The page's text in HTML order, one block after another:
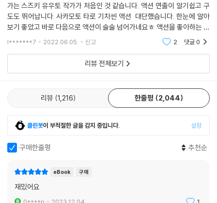
가는 스즈키 유우토 작가가 처음인 것 같습니다. 액션 연출이 알기쉽고 구
도도 뛰어납니다. 사카모토 타로 기차씬 액션 대단했습니다. 한눈에 알아
보기 좋았고 바로 다음으로 액션이 술술 넘어가네요ㅎ 액션을 좋아하는 분
들에게 사카모토 데이즈 추천합니다!!!!!!!!!!!!!!!
l*******7 2022.06.05. 신고 2 댓글0
리뷰 전체보기
리뷰 1,216 한줄평 2,044
클린봇이 부적절한 글을 감지 중입니다. 설정
구매한줄평 추천순
eBook 구매
재밌어요
0****p 2023.12.04. 1